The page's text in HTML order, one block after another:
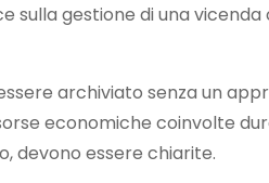
sulla gestione di una
archiviato senza un
economiche coinvolte
devono essere chiarite.